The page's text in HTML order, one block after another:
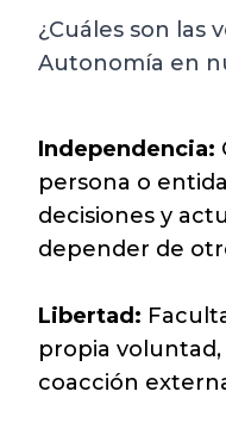
¿Cuáles son las
Autonomía en
Independencia:
persona o
decisiones y
depender de
Libertad:
propia
coacción